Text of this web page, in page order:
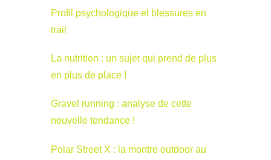
Profil psychologique et blessures en
trail
La nutrition : un sujet qui prend de plus
en plus de place !
Gravel running : analyse de cette
nouvelle tendance !
Polar Street X : la montre outdoor au